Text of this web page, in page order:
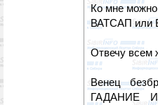
Ко мне
ВАТСАП или
Отвечу
Венец
ГАДАНИЕ